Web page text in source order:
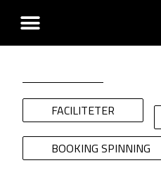
FACILITETER
BOOKING SPINNING